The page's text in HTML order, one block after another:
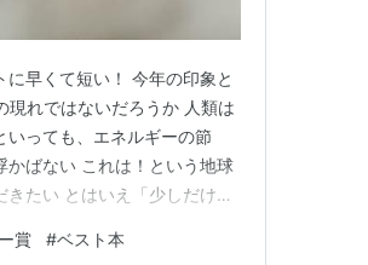
早くて短い！ 今年の印象と
現れではないだろうか 人類は
いっても、エネルギーの節
ばない これは！という地球
たい とはいえ「少しだけ楽
の記事を読み返してみると
賞 #ベスト本